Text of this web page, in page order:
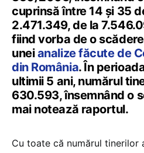
cuprinsă între 14 și 35
2.471.349, de la
fiind vorba de o
uneianalize făcute de
din România. În
ultimii 5 ani, numărul
630.593, însemnând o
mai notează raportul.
Cu toate că numărul tinerilor